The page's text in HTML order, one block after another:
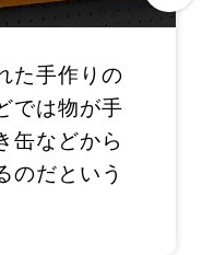
た手作りの
では物が手
缶などから
のだという